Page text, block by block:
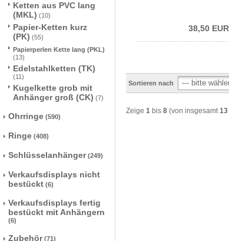
38,50 EUR
Sortieren nach
Zeige 1 bis 8 (von insgesamt 13
Ketten aus PVC lang
(MKL) (10)
Papier-Ketten kurz
(PK) (55)
Papierperlen Kette lang (PKL)
(13)
Edelstahlketten (TK)
(11)
Kugelkette grob mit
Anhänger groß (CK) (7)
Ohrringe (590)
Ringe (408)
Schlüsselanhänger (249)
Verkaufsdisplays nicht
bestückt (6)
Verkaufsdisplays fertig
bestückt mit Anhängern
(6)
Zubehör (71)